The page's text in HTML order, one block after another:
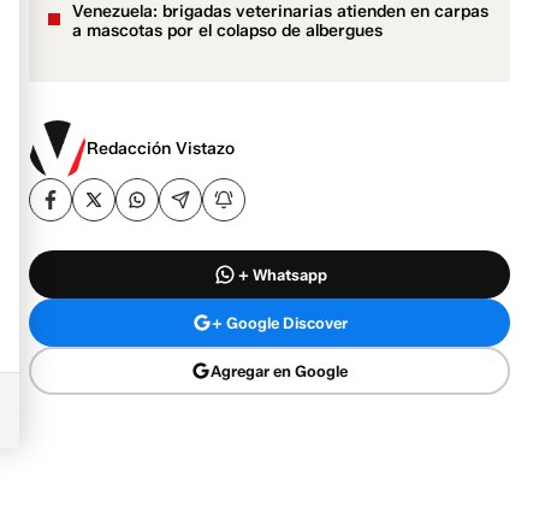
Venezuela: brigadas veterinarias atienden en carpas
a mascotas por el colapso de albergues
Redacción Vistazo
+ Whatsapp
+ Google Discover
Agregar en Google